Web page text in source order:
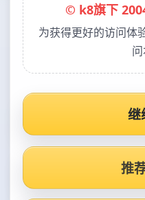
© k8旗下
为获得更好的访问体
继
推